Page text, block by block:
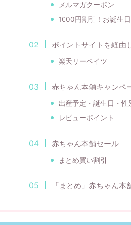
メルマガクーポン
1000円割引！お誕生
ポイントサイトを経由
楽天リーベイツ
赤ちゃん本舗キャンペ
出産予定・誕生日・性
レビューポイント
赤ちゃん本舗セール
まとめ買い割引
「まとめ」赤ちゃん本